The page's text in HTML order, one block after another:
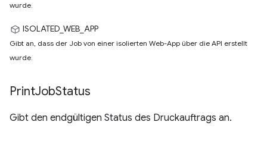
wurde.
ISOLATED_WEB_APP
Gibt an, dass der Job von einer isolierten Web-App über die API erstellt
wurde.
PrintJobStatus
Gibt den endgültigen Status des Druckauftrags an.